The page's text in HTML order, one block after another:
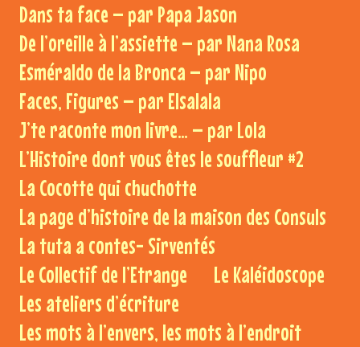
Dans ta face – par Papa Jason
De l’oreille à l’assiette – par Nana Rosa
Esméraldo de la Bronca – par Nipo
Faces, Figures – par Elsalala
J’te raconte mon livre… – par Lola
L’Histoire dont vous êtes le souffleur #2
La Cocotte qui chuchotte
La page d’histoire de la maison des Consuls
La tuta a contes- Sirventés
Le Collectif de l’Etrange
Le Kaléidoscope
Les ateliers d’écriture
Les mots à l’envers, les mots à l’endroit